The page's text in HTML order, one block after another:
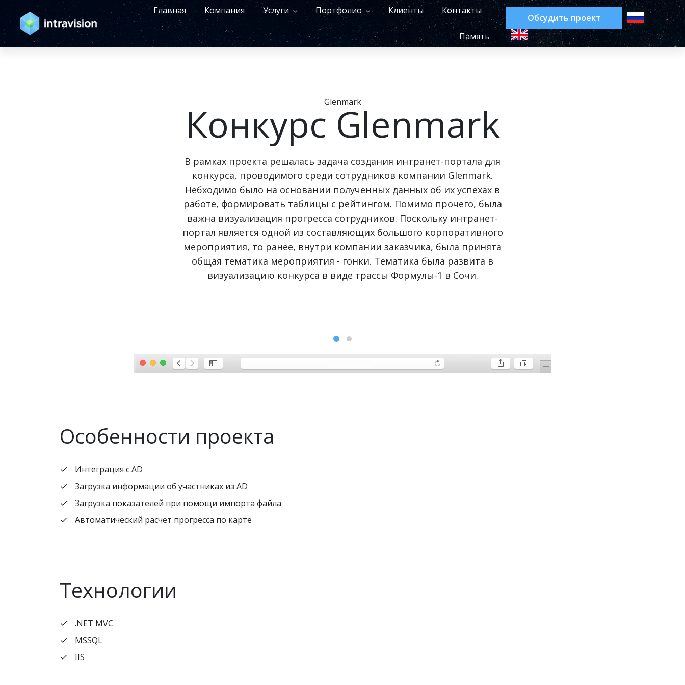
Главная Компания Услуги Портфолио Клиенты Контакты
Память
Обсудить проект
Glenmark
Конкурс Glenmark
В рамках проекта решалась задача создания интранет-портала для
конкурса, проводимого среди сотрудников компании Glenmark.
Небходимо было на основании полученных данных об их успехах в
работе, формировать таблицы с рейтингом. Помимо прочего, была
важна визуализация прогресса сотрудников. Поскольку интранет-
портал является одной из составляющих большого корпоративного
мероприятия, то ранее, внутри компании заказчика, была принята
общая тематика мероприятия - гонки. Тематика была развита в
визуализацию конкурса в виде трассы Формулы-1 в Сочи.
Особенности проекта
Интеграция с AD
Загрузка информации об участниках из AD
Загрузка показателей при помощи импорта файла
Автоматический расчет прогресса по карте
Технологии
.NET MVC
MSSQL
IIS